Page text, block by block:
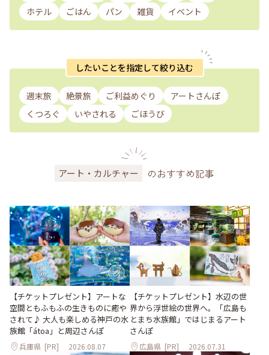
ホテル
ごはん パン 雑貨 イベント
したいことを指定して絞り込む
週末旅 絶景旅 ご利益めぐり
アートさんぽ
くつろぐ
いやされる ごほうび
アート・カルチャー のおすすめ記事
【チケットプレゼント】アートな
空間ともふもふの生きものに癒や
されて♪ 大人も楽しめる神戸の水
族館「átoa」と周辺さんぽ
兵庫県 [PR] 2026.08.07
【チケットプレゼント】水辺の世
界から浮世絵の世界へ。「広島も
とまち水族館」ではじまるアート
さんぽ
広島県 [PR] 2026.07.31